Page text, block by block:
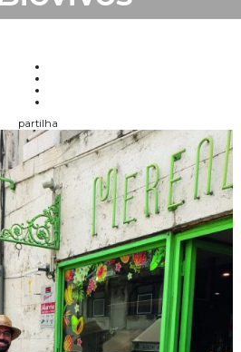
partilha